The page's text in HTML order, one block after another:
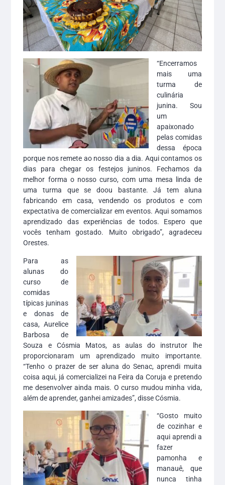
“Encerramos
mais uma
turma de
culinária
junina. Sou
um
apaixonado
pelas comidas
dessa época
porque nos remete ao nosso dia a dia. Aqui contamos os
dias para chegar os festejos juninos. Fechamos da
melhor forma o nosso curso, com uma mesa linda de
uma turma que se doou bastante. Já tem aluna
fabricando em casa, vendendo os produtos e com
expectativa de comercializar em eventos. Aqui somamos
aprendizado das experiências de todos. Espero que
vocês tenham gostado. Muito obrigado”, agradeceu
Orestes.
Para as
alunas do
curso de
comidas
típicas juninas
e donas de
casa, Aurelice
Barbosa de
Souza e Cósmia Matos, as aulas do instrutor lhe
proporcionaram um aprendizado muito importante.
“Tenho o prazer de ser aluna do Senac, aprendi muita
coisa aqui, já comercializei na Feira da Coruja e pretendo
me desenvolver ainda mais. O curso mudou minha vida,
além de aprender, ganhei amizades”, disse Cósmia.
“Gosto muito
de cozinhar e
aqui aprendi a
fazer
pamonha e
manauê, que
nunca tinha